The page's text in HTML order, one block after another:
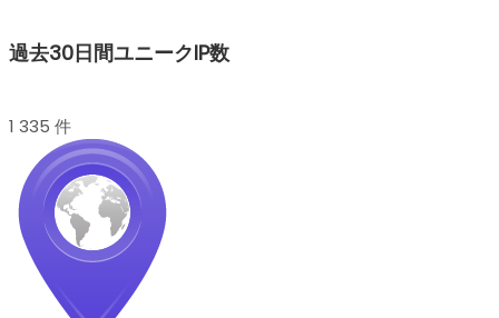
過去30日間ユニークIP数
1 335 件